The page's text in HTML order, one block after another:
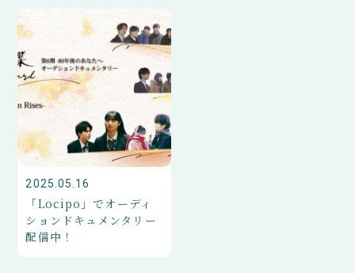
2025.05.16
「Locipo」でオーディ
ションドキュメンタリー
配信中！